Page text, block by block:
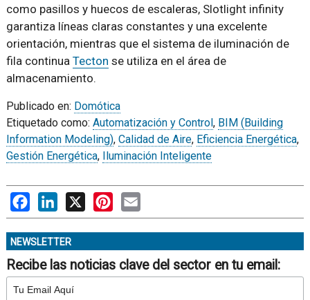
como pasillos y huecos de escaleras, Slotlight infinity
garantiza líneas claras constantes y una excelente
orientación, mientras que el sistema de iluminación de
fila continua Tecton se utiliza en el área de
almacenamiento.
Publicado en: Domótica
Etiquetado como: Automatización y Control , BIM (Building
Information Modeling), Calidad de Aire, Eficiencia Energética,
Gestión Energética, Iluminación Inteligente
FacebookLinkedIn Pinterest
NEWSLETTER
Recibe las noticias clave del sector en tu email: